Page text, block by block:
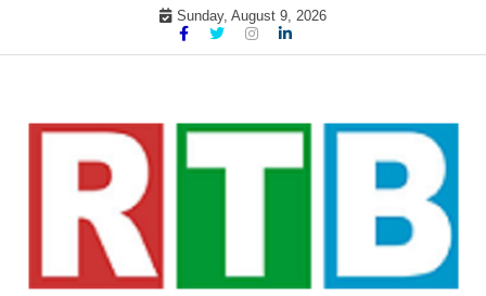
Sunday, August 9, 2026